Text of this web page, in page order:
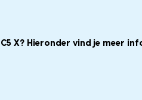
X? Hieronder vind je meer